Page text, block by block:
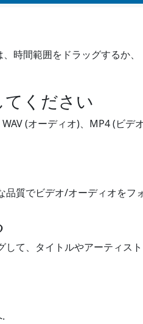
時間範囲をドラッグするか
ください
(オーディオ)、MP4 (ビデ
質でビデオ/オーディオをフ
て、タイトルやアーティス